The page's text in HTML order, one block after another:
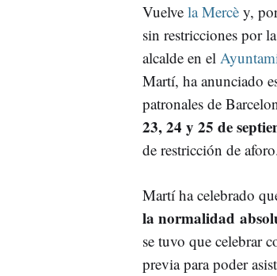
Vuelve la Mercè y,
sin restricciones por
alcalde en el
Martí, ha anunciado
patronales de
23, 24 y 25 de
de restricción de
Martí ha celebrado
la normalidad
se tuvo que celebrar
previa para poder